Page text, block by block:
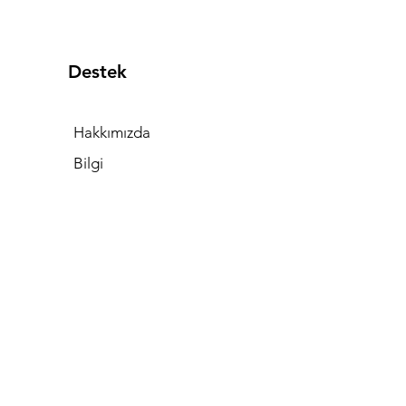
Destek
Hakkımızda
Bilgi